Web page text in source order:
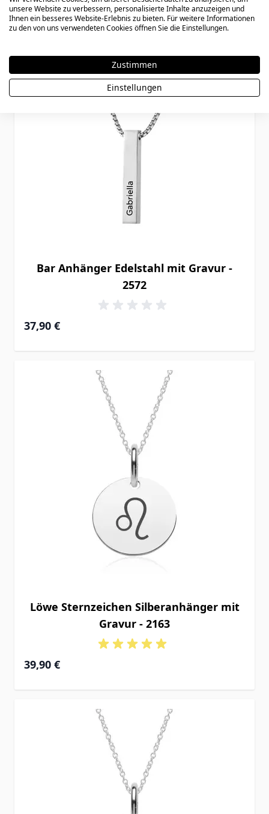
Bar Anhänger Edelstahl mit Gravur -
2572
37,90 €
Löwe Sternzeichen Silberanhänger mit
Gravur - 2163
39,90 €
unsere Website zu verbessern, personalisierte Inhalte anzuzeigen und
Ihnen ein besseres Website-Erlebnis zu bieten. Für weitere Informationen
zu den von uns verwendeten Cookies öffnen Sie die Einstellungen.
Zustimmen
Einstellungen